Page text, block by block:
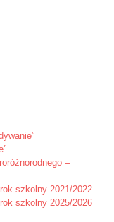
–
szkolny 2021/2022
szkolny 2025/2026